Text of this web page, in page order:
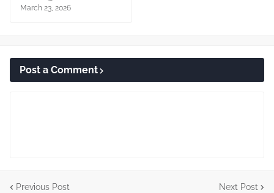
March 23, 2026
Post a Comment
Previous Post Next Post